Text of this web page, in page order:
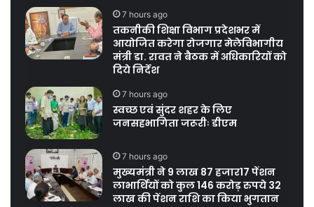
7 hours ago
तकनीकी शिक्षा विभाग प्रदेशभर में
आयोजित करेगा रोजगार मेलेविभागीय
मंत्री डा. रावत ने बैठक में अधिकारियों को
दिये निर्देश
7 hours ago
स्वच्छ एवं सुंदर शहर के लिए
जनसहभागिता जरूरीः डीएम
7 hours ago
मुख्यमंत्री ने 9 लाख 87 हजार17 पेंशन
लाभार्थियों को कुल 146 करोड़ रुपये 32
लाख की पेंशन राशि का किया भुगतान